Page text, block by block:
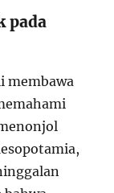
pada
membawa